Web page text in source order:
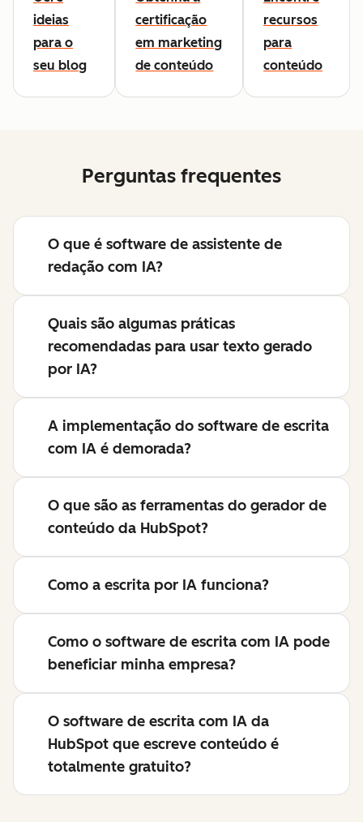
ideias
para o
seu blog
certificação
em marketing
de conteúdo
recursos
para
conteúdo
Perguntas frequentes
O que é software de assistente de
redação com IA?
Quais são algumas práticas
recomendadas para usar texto gerado
por IA?
A implementação do software de escrita
com IA é demorada?
O que são as ferramentas do gerador de
conteúdo da HubSpot?
Como a escrita por IA funciona?
Como o software de escrita com IA pode
beneficiar minha empresa?
O software de escrita com IA da
HubSpot que escreve conteúdo é
totalmente gratuito?